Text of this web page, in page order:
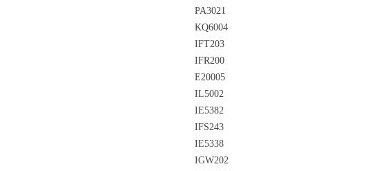
PA3021
KQ6004
IFT203
IFR200
E20005
IL5002
IE5382
IFS243
IE5338
IGW202